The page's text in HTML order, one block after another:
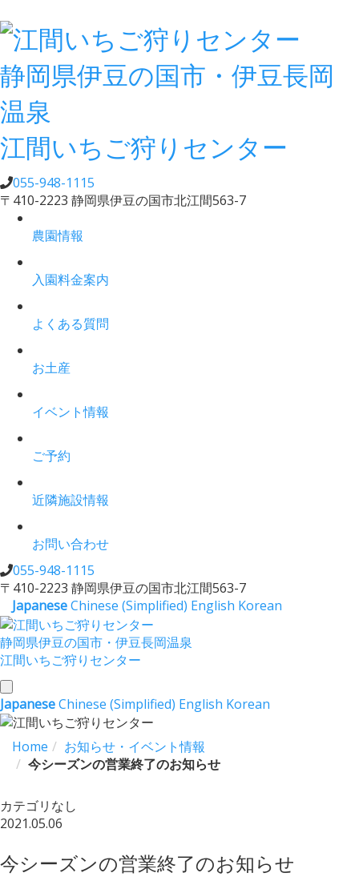
静岡県伊豆の国市・伊豆長岡
温泉
江間いちご狩りセンター
055-948-1115
〒410-2223 静岡県伊豆の国市北江間563-7
農園情報
入園料金案内
よくある質問
お土産
イベント情報
ご予約
近隣施設情報
お問い合わせ
055-948-1115
〒410-2223 静岡県伊豆の国市北江間563-7
JapaneseChinese (Simplified) English Korean
静岡県伊豆の国市・伊豆長岡温泉
江間いちご狩りセンター
toggle
navigation
JapaneseChinese (Simplified) English Korean
Home
お知らせ・イベント情報
今シーズンの営業終了のお知らせ
カテゴリなし
2021.05.06
今シーズンの営業終了のお知らせ